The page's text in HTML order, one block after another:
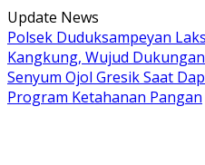
Langsung
ke
konten
Update News
Polsek Duduksampeyan
Kangkung, Wujud
Senyum Ojol Gresik Saat
Program Ketahanan Pangan